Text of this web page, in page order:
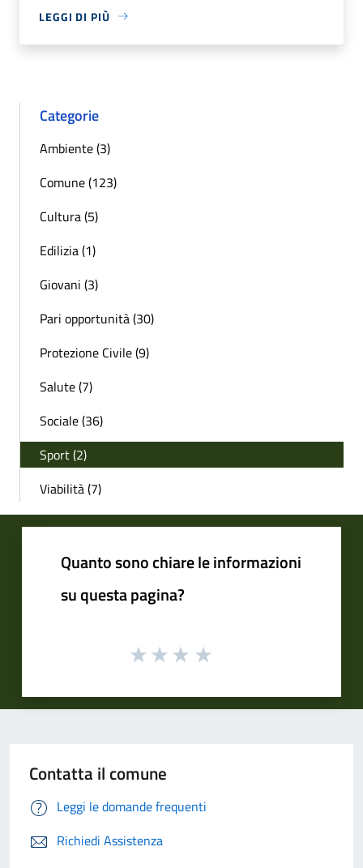
LEGGI DI PIÙ
Categorie
Ambiente (3)
Comune (123)
Cultura (5)
Edilizia (1)
Giovani (3)
Pari opportunità (30)
Protezione Civile (9)
Salute (7)
Sociale (36)
Sport (2)
Viabilità (7)
Quanto sono chiare le informazioni
su questa pagina?
Contatta il comune
Leggi le domande frequenti
Richiedi Assistenza